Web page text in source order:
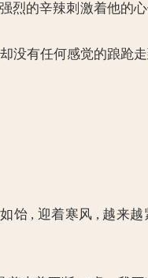
的辛辣刺激着他的
有任何感觉的踉跄
, 迎着寒风 , 越来越